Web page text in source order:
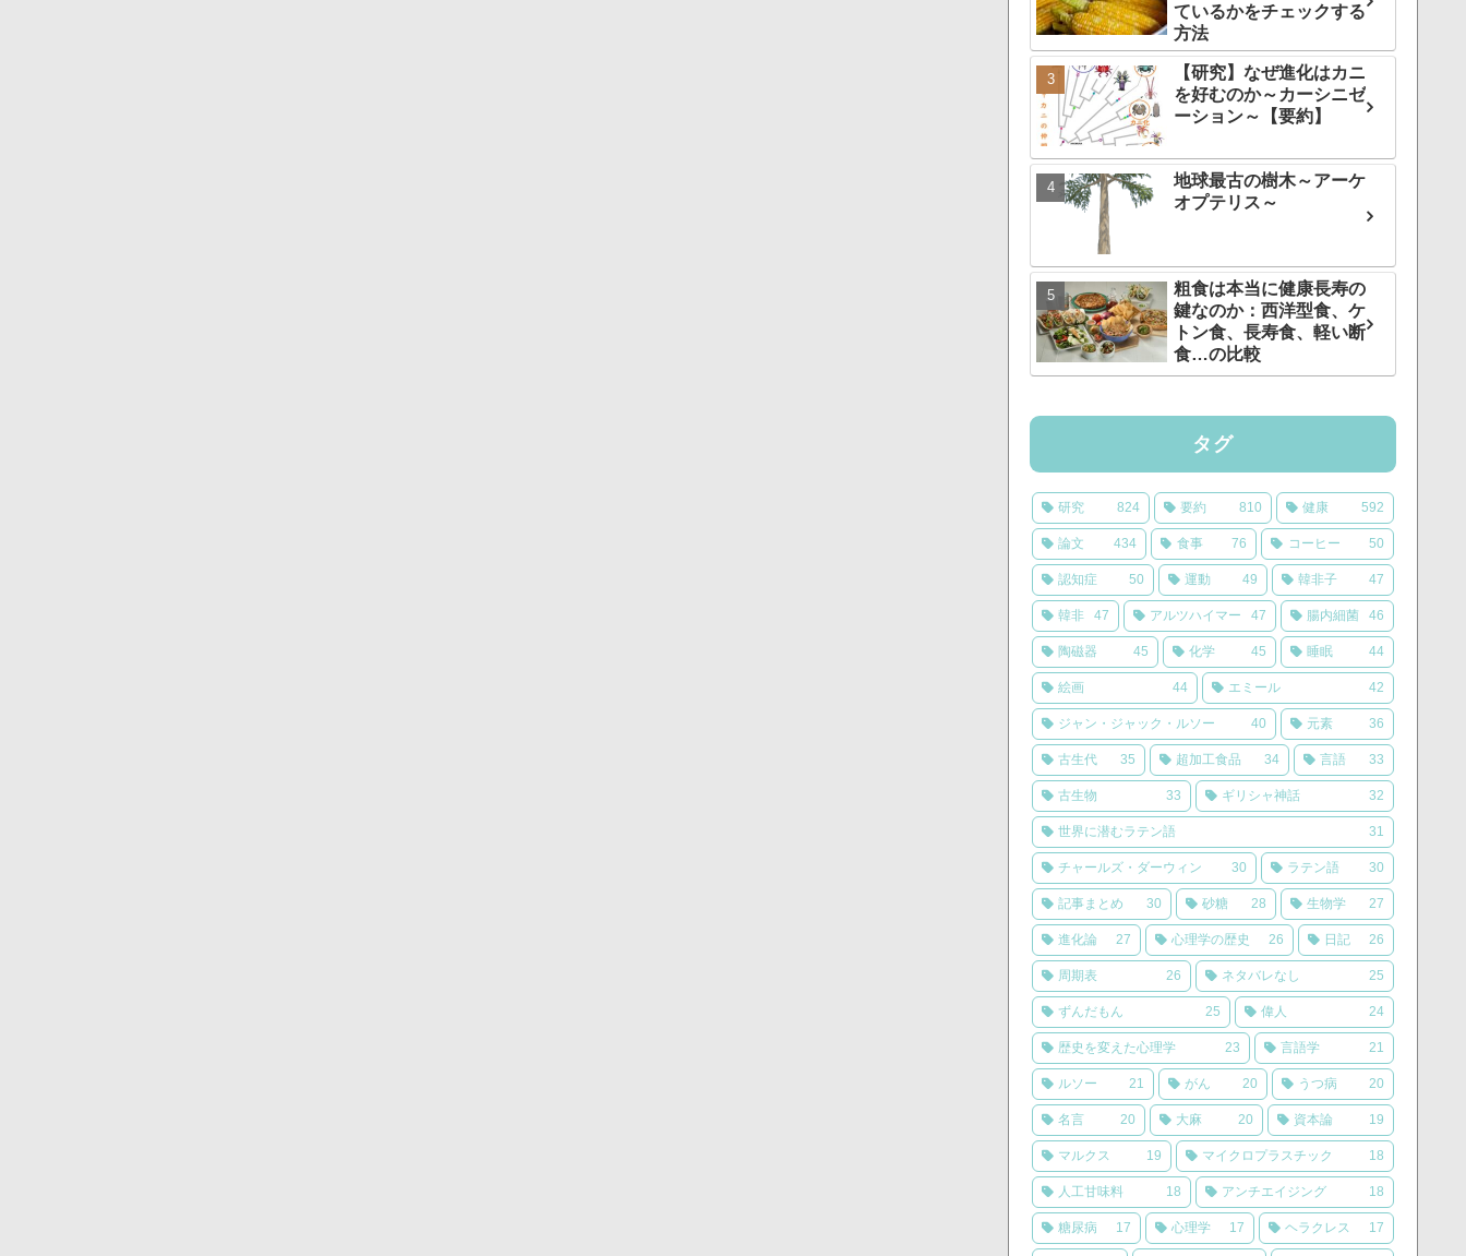
ているかをチェックする
方法
【研究】なぜ進化はカニ
を好むのか～カーシニゼ
ーション～【要約】
地球最古の樹木～アーケ
オプテリス～
粗食は本当に健康長寿の
鍵なのか：西洋型食、ケ
トン食、長寿食、軽い断
食…の比較
タグ
研究 824 要約 810 健康 592
論文 434 食事 76 コーヒー 50
認知症 50 運動 49 韓非子 47
韓非 47 アルツハイマー 47 腸内細菌 46
陶磁器 45 化学 45 睡眠 44
絵画 44 エミール 42
ジャン・ジャック・ルソー 40 元素 36
古生代 35 超加工食品 34 言語 33
古生物 33 ギリシャ神話 32
世界に潜むラテン語 31
チャールズ・ダーウィン 30 ラテン語 30
記事まとめ 30 砂糖 28 生物学 27
進化論 27 心理学の歴史 26 日記 26
周期表 26 ネタバレなし 25
ずんだもん 25 偉人 24
歴史を変えた心理学 23 言語学 21
ルソー 21 がん 20 うつ病 20
名言 20 大麻 20 資本論 19
マルクス 19 マイクロプラスチック 18
人工甘味料 18 アンチエイジング 18
糖尿病 17 心理学 17 ヘラクレス 17